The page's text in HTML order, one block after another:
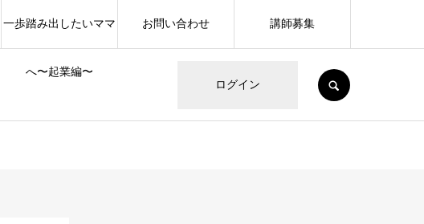
ログイン
SEARCH
一歩踏み出したいママ
へ〜起業編〜
お問い合わせ 講師募集